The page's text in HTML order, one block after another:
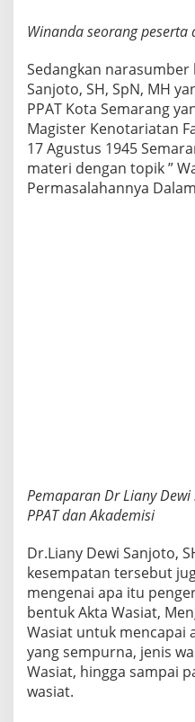
Winanda seorang
Sedangkan narasumber
Sanjoto, SH, SpN, MH
PPAT Kota Semarang
Magister Kenotariatan
17 Agustus 1945
materi dengan topik ”
Permasalahannya
Pemaparan Dr Liany
PPAT dan Akademisi
Dr.Liany Dewi Sanjoto,
kesempatan tersebut
mengenai apa itu
bentuk Akta Wasiat,
Wasiat untuk mencapai
yang sempurna, jenis
Wasiat, hingga sampai
wasiat.